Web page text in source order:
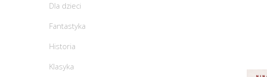
Dla dzieci
Fantastyka
Historia
Klasyka